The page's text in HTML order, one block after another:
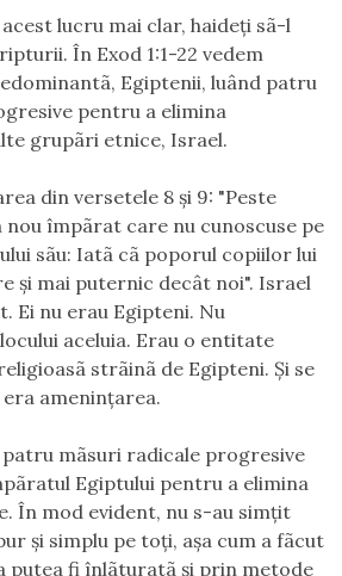
lucru mai clar, haideţi sã-l
În Exod 1:1-22 vedem
Egiptenii, luând patru
pentru a elimina
grupãri etnice, Israel.
din versetele 8 şi 9: "Peste
împãrat care nu cunoscuse pe
sãu: Iatã cã poporul copiilor lui
şi mai puternic decât noi". Israel
Ei nu erau Egipteni. Nu
aceluia. Erau o entitate
strãinã de Egipteni. Şi se
ameninţarea.
mãsuri radicale progresive
Egiptului pentru a elimina
În mod evident, nu s-au simţit
şi simplu pe toţi, aşa cum a fãcut
putea fi înlãturatã şi prin metode